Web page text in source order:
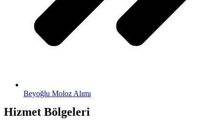
Beyoğlu Moloz Alımı
Hizmet Bölgeleri